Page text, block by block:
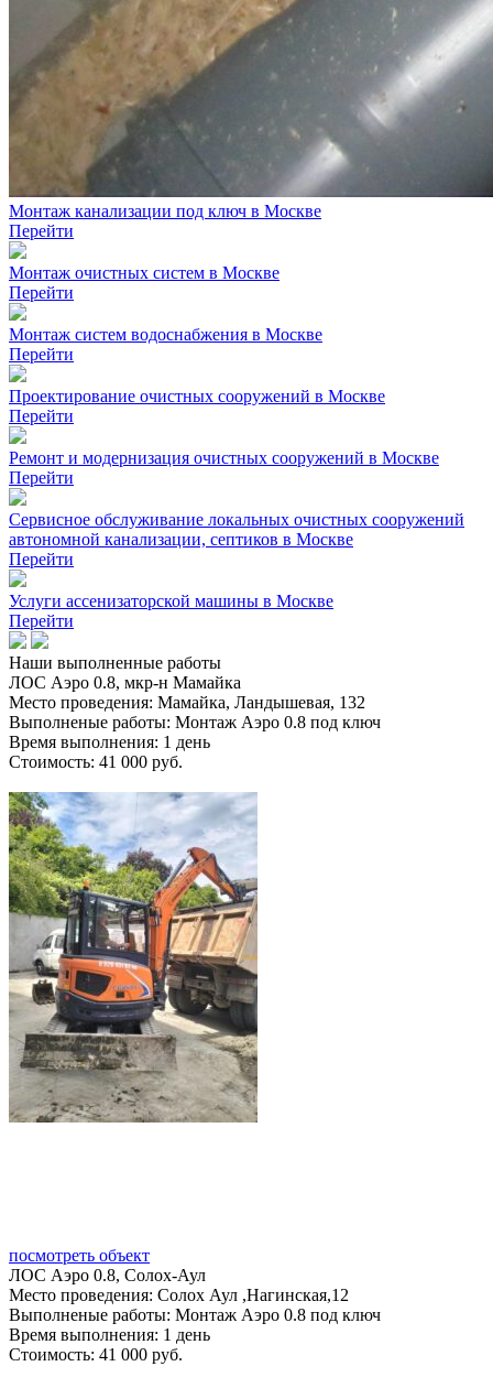
Монтаж канализации под ключ в Москве
Перейти
Монтаж очистных систем в Москве
Перейти
Монтаж систем водоснабжения в Москве
Перейти
Проектирование очистных сооружений в Москве
Перейти
Ремонт и модернизация очистных сооружений в Москве
Перейти
Сервисное обслуживание локальных очистных сооружений
автономной канализации, септиков в Москве
Перейти
Услуги ассенизаторской машины в Москве
Перейти
Наши выполненные работы
ЛОС Аэро 0.8, мкр-н Мамайка
Место проведения: Мамайка, Ландышевая, 132
Выполненые работы: Монтаж Аэро 0.8 под ключ
Время выполнения: 1 день
Стоимость: 41 000 руб.
посмотреть объект
ЛОС Аэро 0.8, Солох-Аул
Место проведения: Солох Аул ,Нагинская,12
Выполненые работы: Монтаж Аэро 0.8 под ключ
Время выполнения: 1 день
Стоимость: 41 000 руб.